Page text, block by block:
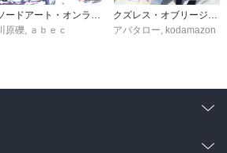
川原礫
ａｂｅｃ
アバタロー kodamazon